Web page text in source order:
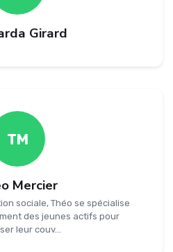
Girard
TM
Mercier
sociale, Théo se spécialise
des jeunes actifs pour
leur couv...